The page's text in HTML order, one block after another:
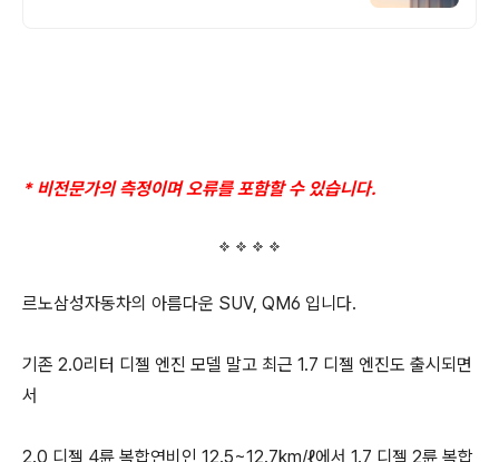
* 비전문가의 측정이며 오류를 포함할 수 있습니다.
르노삼성자동차의 아름다운 SUV, QM6 입니다.
기존 2.0리터 디젤 엔진 모델 말고 최근 1.7 디젤 엔진도 출시되면
서
2.0 디젤 4륜 복합연비인 12.5~12.7km/ℓ에서 1.7 디젤 2륜 복합